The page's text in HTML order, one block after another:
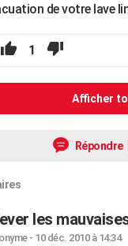
de votre lave
1
Afficher
Répondre
les
- 10 déc. 2010 à 14:34